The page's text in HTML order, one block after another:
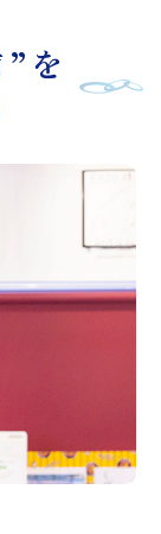
を